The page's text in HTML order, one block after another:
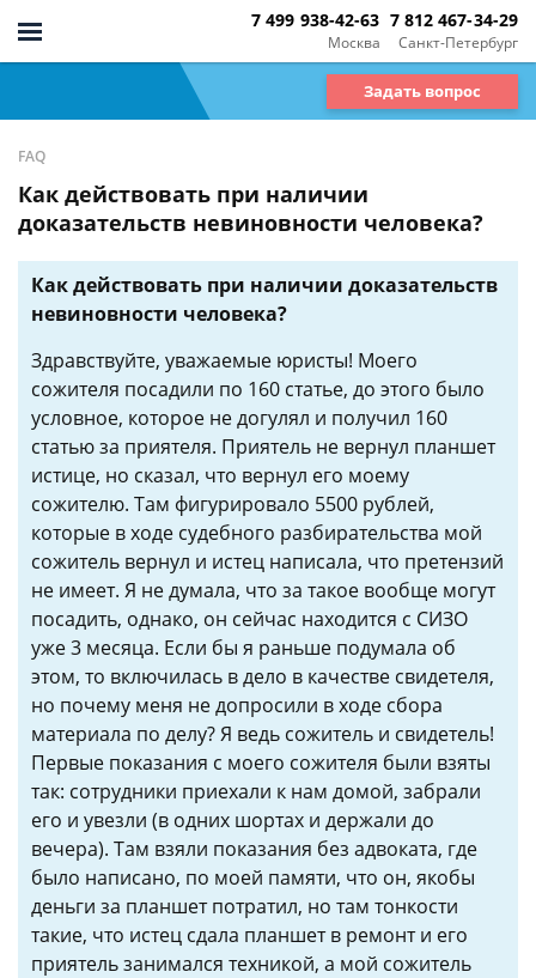
Москва
7 499 938-42-63
Санкт-Петербург
7 812 467-34-29
Задать вопрос
FAQ
Как действовать при наличии
доказательств невиновности человека?
Как действовать при наличии доказательств
невиновности человека?
Здравствуйте, уважаемые юристы! Моего
сожителя посадили по 160 статье, до этого было
условное, которое не догулял и получил 160
статью за приятеля. Приятель не вернул планшет
истице, но сказал, что вернул его моему
сожителю. Там фигурировало 5500 рублей,
которые в ходе судебного разбирательства мой
сожитель вернул и истец написала, что претензий
не имеет. Я не думала, что за такое вообще могут
посадить, однако, он сейчас находится с СИЗО
уже 3 месяца. Если бы я раньше подумала об
этом, то включилась в дело в качестве свидетеля,
но почему меня не допросили в ходе сбора
материала по делу? Я ведь сожитель и свидетель!
Первые показания с моего сожителя были взяты
так: сотрудники приехали к нам домой, забрали
его и увезли (в одних шортах и держали до
вечера). Там взяли показания без адвоката, где
было написано, по моей памяти, что он, якобы
деньги за планшет потратил, но там тонкости
такие, что истец сдала планшет в ремонт и его
приятель занимался техникой, а мой сожитель